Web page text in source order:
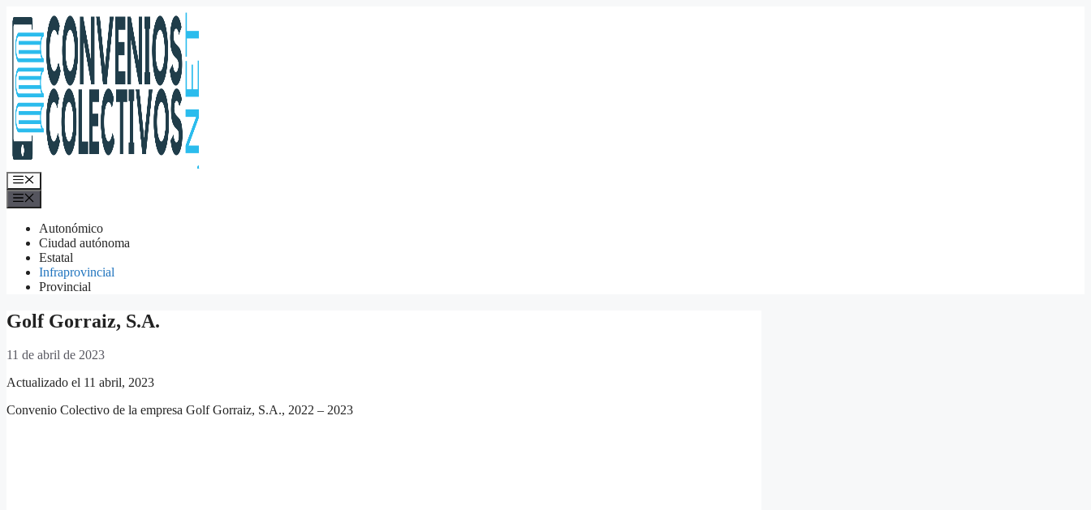
al
contenido
Menú
Autonómico
Ciudad autónoma
Estatal
Infraprovincial
Provincial
Golf Gorraiz, S.A.
11 de abril de 2023
Actualizado el 11 abril, 2023
Convenio Colectivo de la empresa Golf Gorraiz, S.A., 2022 – 2023